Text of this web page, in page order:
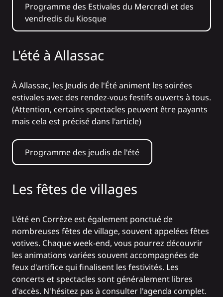
Programme des Estivales du Mercredi et des
vendredis du Kiosque
L'été à Allassac
À Allassac, les Jeudis de l'Été animent les soirées
estivales avec des rendez-vous festifs ouverts à tous.
(Attention, certains spectacles peuvent être payants
mais cela est précisé dans l'article)
Programme des jeudis de l'été
Les fêtes de villages
L'été en Corrèze est également ponctué de
nombreuses fêtes de village, souvent appelées fêtes
votives. Chaque week-end, vous pourrez découvrir
les animations variées souvent accompagnées de
feux d'artifice qui finalisent les festivités. Les
concerts et spectacles sont généralement libres
d'accès. N'hésitez pas à consulter l'agenda complet.